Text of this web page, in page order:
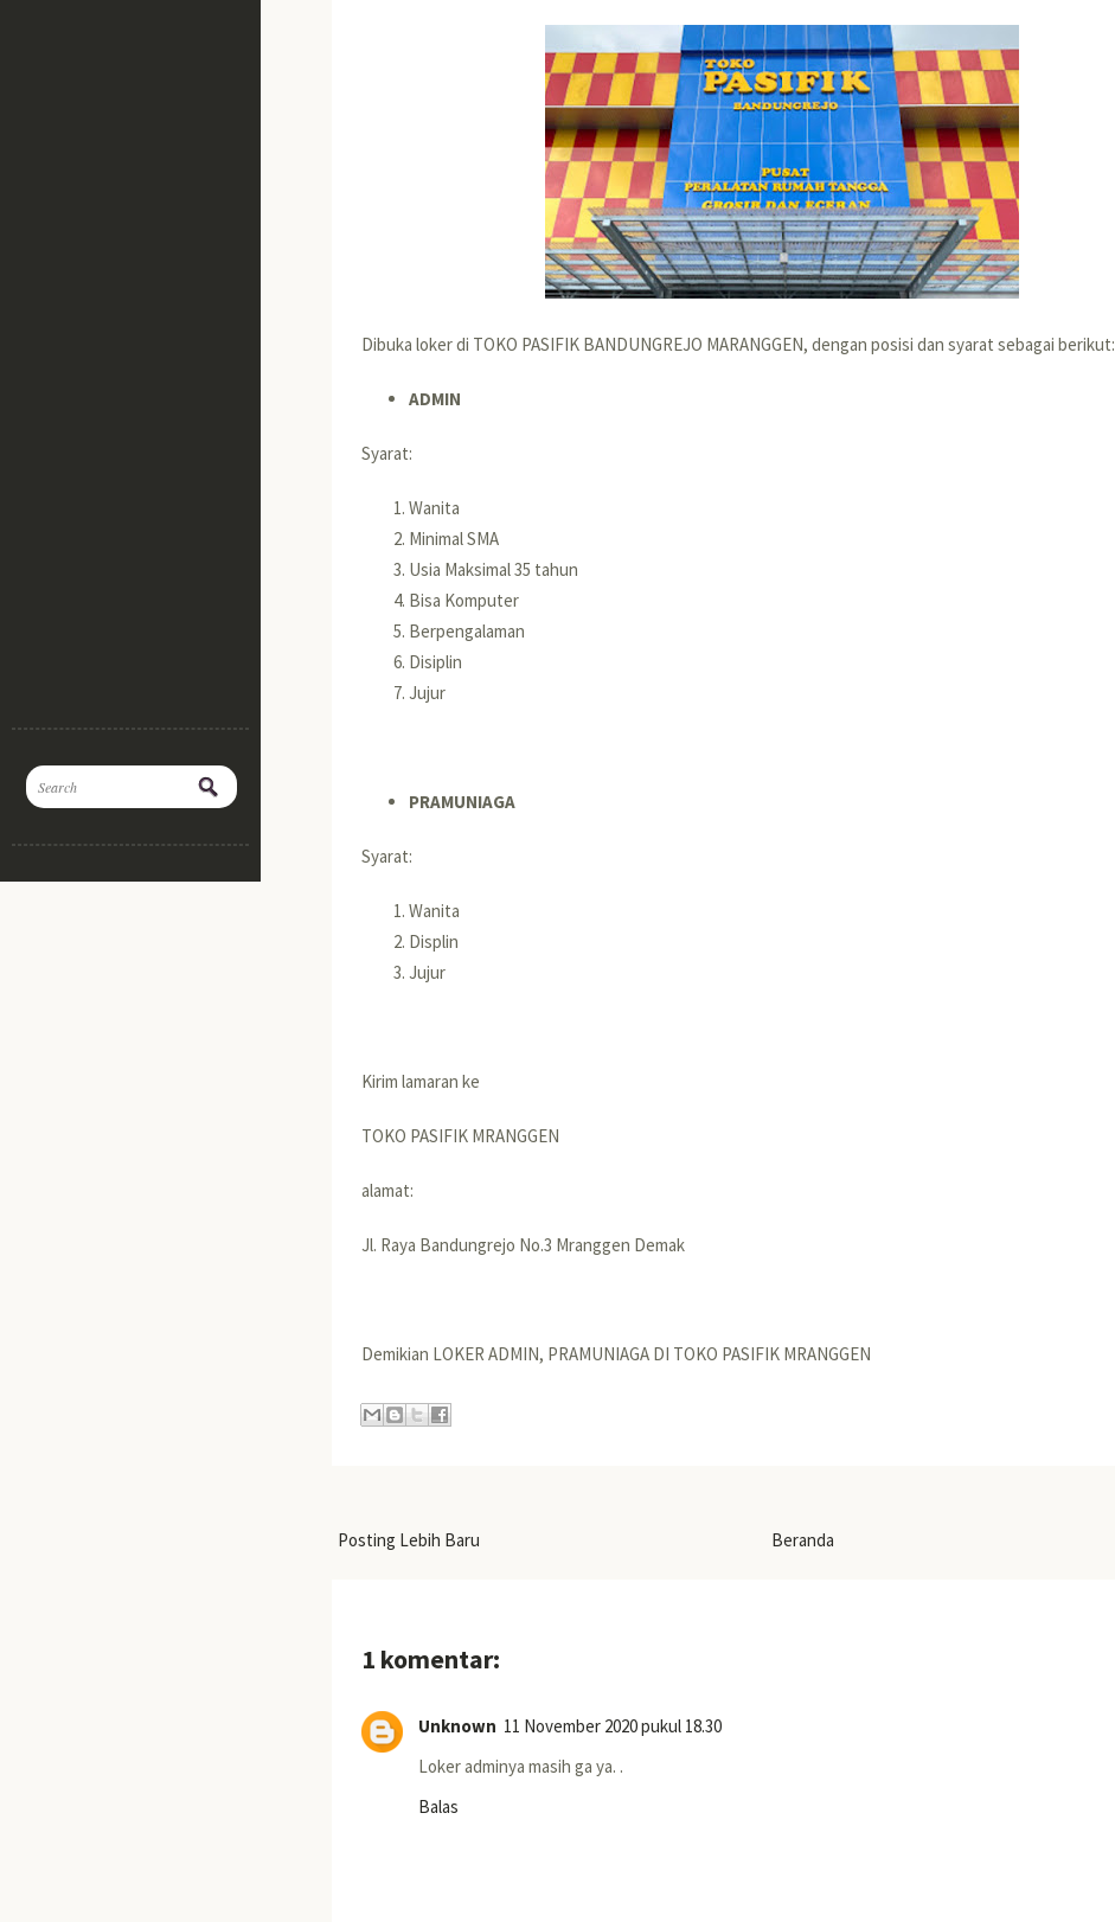
Dibuka loker di TOKO PASIFIK BANDUNGREJO MARANGGEN, dengan posisi dan syarat sebagai berikut:
ADMIN
Syarat:
Wanita
Minimal SMA
Usia Maksimal 35 tahun
Bisa Komputer
Berpengalaman
Disiplin
Jujur
PRAMUNIAGA
Syarat:
Wanita
Displin
Jujur
Kirim lamaran ke
TOKO PASIFIK MRANGGEN
alamat:
Jl. Raya Bandungrejo No.3 Mranggen Demak
Demikian LOKER ADMIN, PRAMUNIAGA DI TOKO PASIFIK MRANGGEN
Posting Lebih Baru Beranda
1 komentar:
Unknown 11 November 2020 pukul 18.30
Loker adminya masih ga ya. .
Balas